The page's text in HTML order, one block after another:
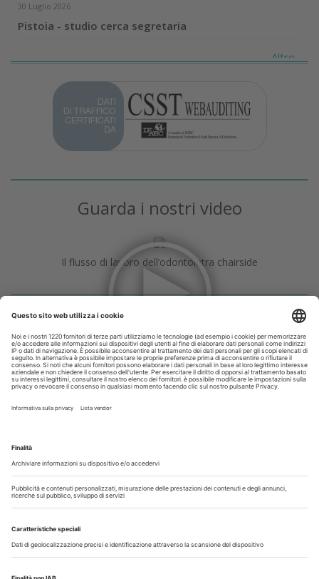
30 Luglio 2026
Pistoia - studio cerca segretaria
Altro...
Guarda i nostri video
Il flusso di lavoro dell’odontoiatra chairside
Odontoiatria33